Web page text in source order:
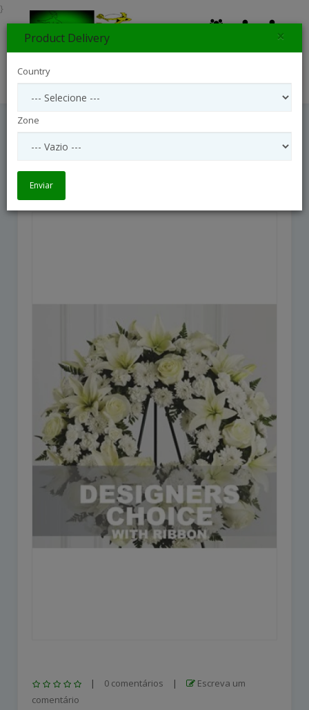
Wreath With Ribbon
| 0 comentários |
Escreva um
comentário
}
Product Delivery ×
Country
Zone
Enviar